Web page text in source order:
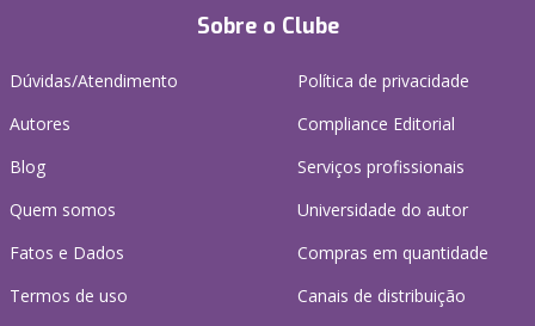
Sobre o Clube
Dúvidas/Atendimento
Autores
Blog
Quem somos
Fatos e Dados
Termos de uso
Política de privacidade
Compliance Editorial
Serviços profissionais
Universidade do autor
Compras em quantidade
Canais de distribuição